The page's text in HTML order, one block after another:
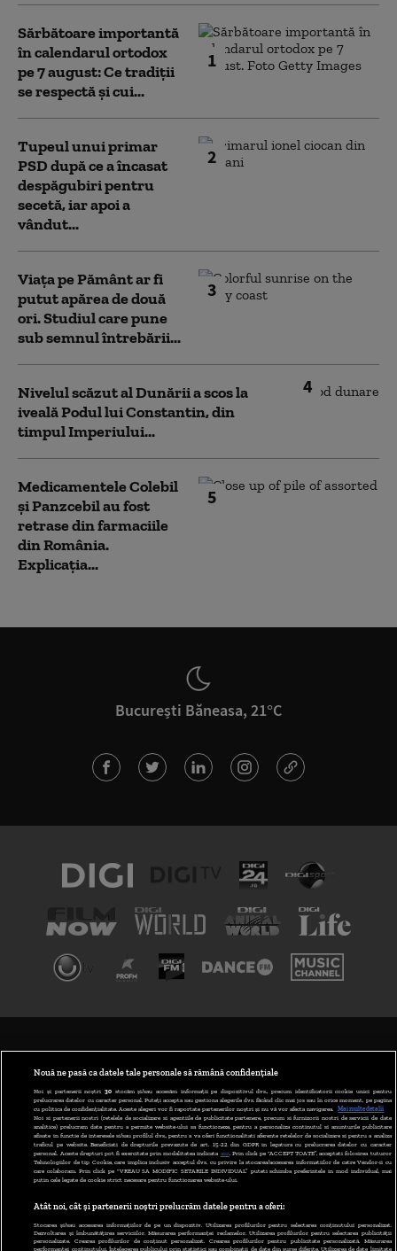
1
Sărbătoare importantă
în calendarul ortodox
pe 7 august: Ce tradiții
se respectă și cui...
2
Tupeul unui primar
PSD după ce a încasat
despăgubiri pentru
secetă, iar apoi a
vândut...
3
Viața pe Pământ ar fi
putut apărea de două
ori. Studiul care pune
sub semnul întrebării...
4
Nivelul scăzut al Dunării a scos la
iveală Podul lui Constantin, din
timpul Imperiului...
5
Medicamentele Colebil
și Panzcebil au fost
retrase din farmaciile
din România.
Explicația...
București Băneasa, 21°C
ABONARE DIGI TV
GESTIONAȚI PREFERINȚELE
CODUL DIGI24
CAMERE WEB
CONTACT/INFO
Nouă ne pasă ca datele tale personale să rămână confidențiale
Noi și partenerii noștri 30stocăm și/sau accesăm informații pe dispozitivul dvs., precum identificatorii cookie unici pentru
prelucrarea datelor cu caracter personal. Puteți accepta sau gestiona alegerile dvs. făcând clic mai jos sau în orice moment, pe pagina
cu politica de confidențialitate. Aceste alegeri vor fi raportate partenerilor noștri și nu vă vor afecta navigarea.
Mai multe detalii
Noi si partenerii nostri (retelele de socializare si agentiile de publicitate partenere, precum si furnizorii nostri de servicii de date
analitice) prelucram date pentru a permite website-ului sa functioneze, pentru a personaliza continutul si anunturile publicitare
afisate in functie de interesele si/sau profilul dvs., pentru a va oferi functionalitati aferente retelelor de socializare si pentru a analiza
traficul pe website. Beneficiati de drepturile prevazute de art. 15-22 din GDPR in legatura cu prelucrarea datelor cu caracter
personal. Aceste drepturi pot fi exercitate prin modalitatea indicata aici. Prin click pe “ACCEPT TOATE”, acceptati folosirea tuturor
Tehnologiilor de tip Cookie, care implica inclusiv acceptul dvs. cu privire la stocarea/accesarea informatiilor de catre Vendor-ii cu
care colaboram. Prin click pe “VREAU SA MODIFIC SETARILE INDIVIDUAL” puteti schimba preferintele in mod individual, mai
putin cele legate de cookie strict necesare pentru functionarea website-ului.
Atât noi, cât și partenerii noștri prelucrăm datele pentru a oferi:
Stocarea și/sau accesarea informațiilor de pe un dispozitiv. Utilizarea profilurilor pentru selectarea conținutului personalizat.
Dezvoltarea și îmbunătățirea serviciilor. Măsurarea performanței reclamelor. Utilizarea profilurilor pentru selectarea publicității
personalizate. Crearea profilurilor de conținut personalizat. Crearea profilurilor pentru publicitate personalizată. Măsurarea
performanței conținutului. Înțelegerea publicului prin statistici sau combinații de date din surse diferite. Utilizarea de date limitate